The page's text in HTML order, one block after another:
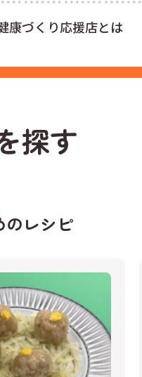
康づくり応援店とは
探す
のレシピ